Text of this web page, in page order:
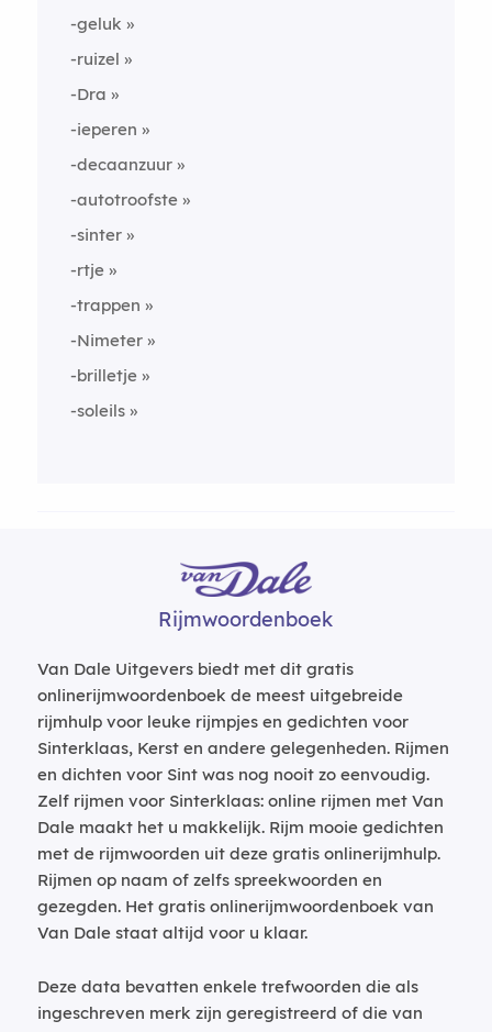
-geluk
-ruizel
-Dra
-ieperen
-decaanzuur
-autotroofste
-sinter
-rtje
-trappen
-Nimeter
-brilletje
-soleils
Rijmwoordenboek
Van Dale Uitgevers biedt met dit gratis
onlinerijmwoordenboek de meest uitgebreide
rijmhulp voor leuke rijmpjes en gedichten voor
Sinterklaas, Kerst en andere gelegenheden. Rijmen
en dichten voor Sint was nog nooit zo eenvoudig.
Zelf rijmen voor Sinterklaas: online rijmen met Van
Dale maakt het u makkelijk. Rijm mooie gedichten
met de rijmwoorden uit deze gratis onlinerijmhulp.
Rijmen op naam of zelfs spreekwoorden en
gezegden. Het gratis onlinerijmwoordenboek van
Van Dale staat altijd voor u klaar.
Deze data bevatten enkele trefwoorden die als
ingeschreven merk zijn geregistreerd of die van